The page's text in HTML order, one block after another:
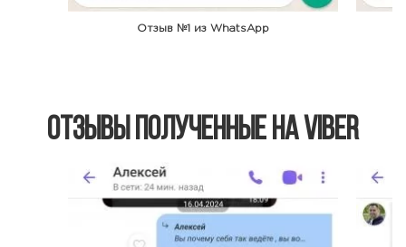
Отзыв №1 из WhatsApp
Отзывы полученные на Viber